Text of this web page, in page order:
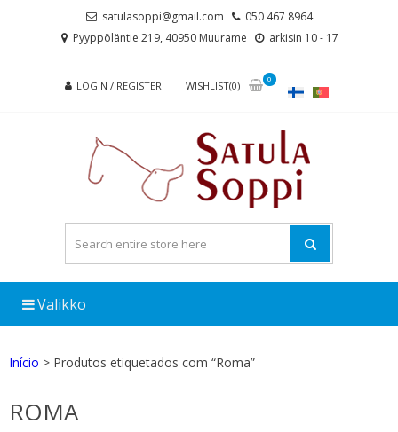
satulasoppi@gmail.com
050 467 8964
Pyyppöläntie 219, 40950 Muurame
arkisin 10 - 17
LOGIN / REGISTER WISHLIST(0)
0
Valikko
Início > Produtos etiquetados com “Roma”
ROMA